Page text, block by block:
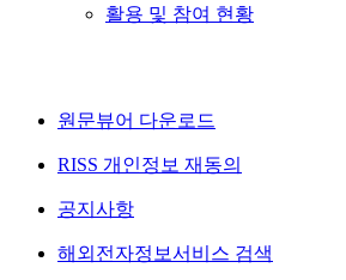
활용 및 참여 현황
원문뷰어 다운로드
RISS 개인정보 재동의
공지사항
해외전자정보서비스 검색